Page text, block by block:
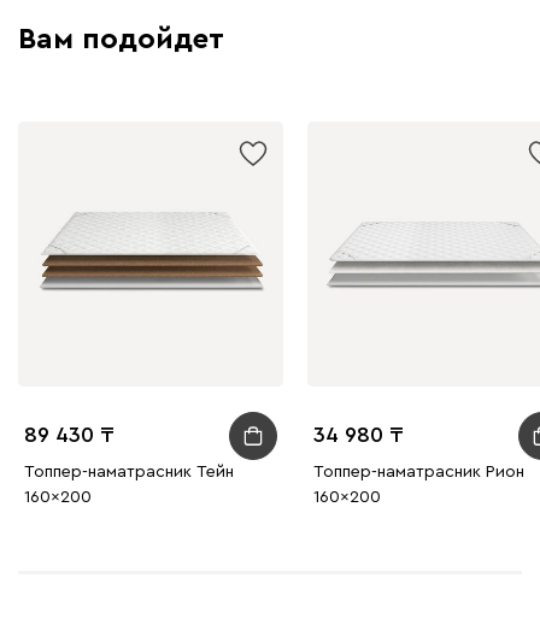
Вам подойдет
89 430
Топпер-наматрасник Тейн
160x200
34 980
Топпер-наматрасник Рион
160x200